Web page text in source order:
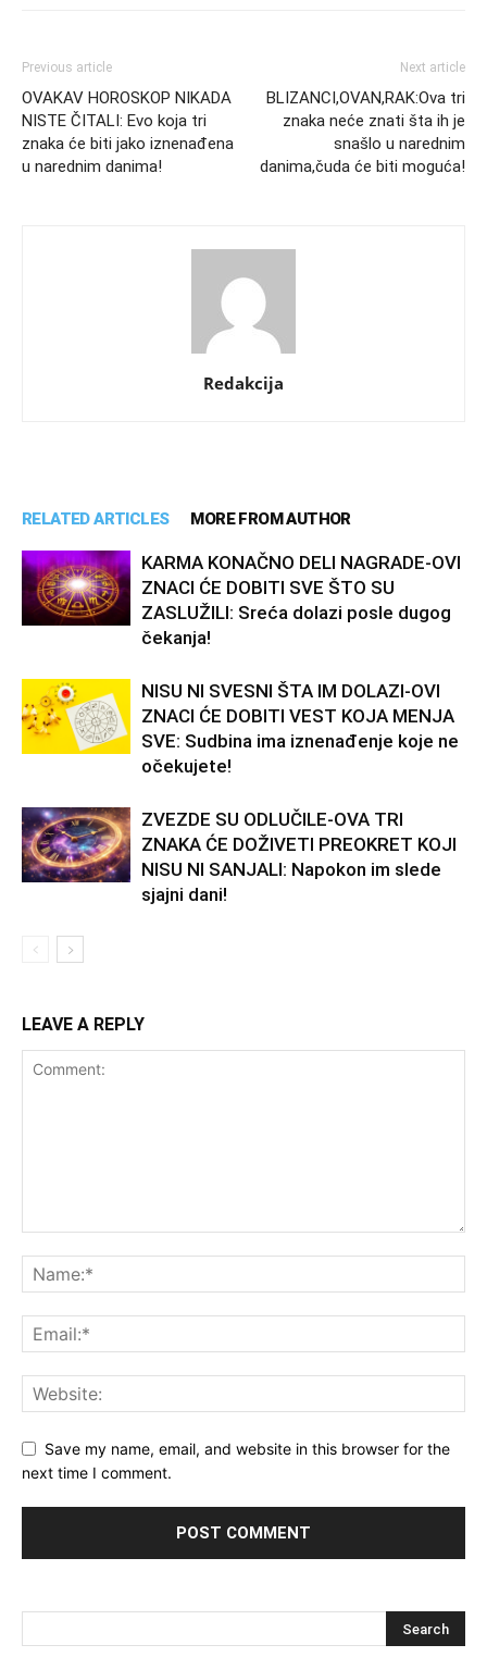
Previous article
OVAKAV HOROSKOP NIKADA
NISTE ČITALI: Evo koja tri
znaka će biti jako iznenađena
u narednim danima!
Next article
BLIZANCI,OVAN,RAK:Ova tri
znaka neće znati šta ih je
snašlo u narednim
danima,čuda će biti moguća!
Redakcija
RELATED ARTICLES MORE FROM AUTHOR
KARMA KONAČNO DELI NAGRADE-OVI
ZNACI ĆE DOBITI SVE ŠTO SU
ZASLUŽILI: Sreća dolazi posle dugog
čekanja!
NISU NI SVESNI ŠTA IM DOLAZI-OVI
ZNACI ĆE DOBITI VEST KOJA MENJA
SVE: Sudbina ima iznenađenje koje ne
očekujete!
ZVEZDE SU ODLUČILE-OVA TRI
ZNAKA ĆE DOŽIVETI PREOKRET KOJI
NISU NI SANJALI: Napokon im slede
sjajni dani!
LEAVE A REPLY
Save my name, email, and website in this browser for the
next time I comment.